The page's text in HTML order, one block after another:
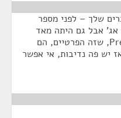
שלך – לפני מספר
שבועות חברת פלאפון סיכמה על 7 אג' אבל גם היתה מאד
נדיבה ואמרה שללקוחות ה- Prepaid, שזה הפרטיים, הם
יש פה נדיבות, אי אפשר